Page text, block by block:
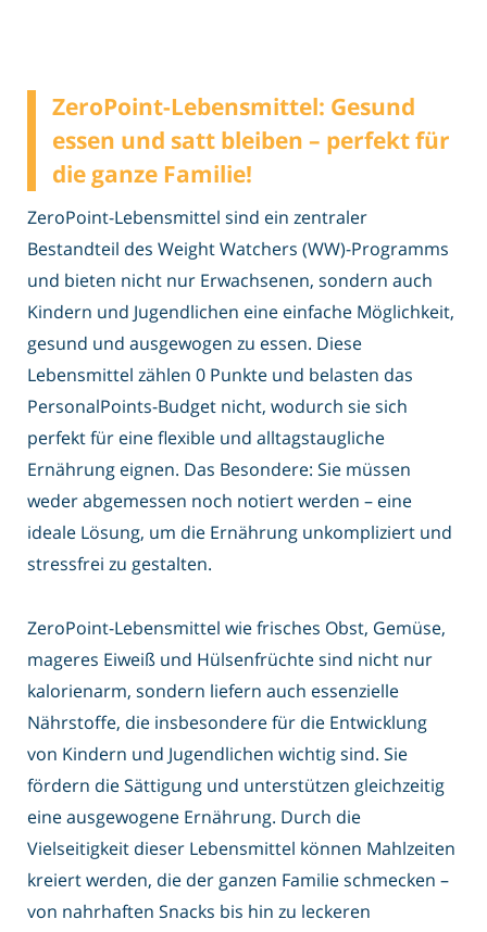
ZeroPoint-Lebensmittel: Gesund
essen und satt bleiben – perfekt für
die ganze Familie!
ZeroPoint-Lebensmittel sind ein zentraler
Bestandteil des Weight Watchers (WW)-Programms
und bieten nicht nur Erwachsenen, sondern auch
Kindern und Jugendlichen eine einfache Möglichkeit,
gesund und ausgewogen zu essen. Diese
Lebensmittel zählen 0 Punkte und belasten das
PersonalPoints-Budget nicht, wodurch sie sich
perfekt für eine flexible und alltagstaugliche
Ernährung eignen. Das Besondere: Sie müssen
weder abgemessen noch notiert werden – eine
ideale Lösung, um die Ernährung unkompliziert und
stressfrei zu gestalten.
ZeroPoint-Lebensmittel wie frisches Obst, Gemüse,
mageres Eiweiß und Hülsenfrüchte sind nicht nur
kalorienarm, sondern liefern auch essenzielle
Nährstoffe, die insbesondere für die Entwicklung
von Kindern und Jugendlichen wichtig sind. Sie
fördern die Sättigung und unterstützen gleichzeitig
eine ausgewogene Ernährung. Durch die
Vielseitigkeit dieser Lebensmittel können Mahlzeiten
kreiert werden, die der ganzen Familie schmecken –
von nahrhaften Snacks bis hin zu leckeren